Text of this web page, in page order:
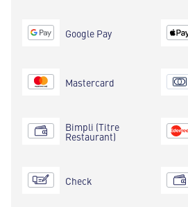
Google Pay
Mastercard
Bimpli (Titre
Restaurant)
Check